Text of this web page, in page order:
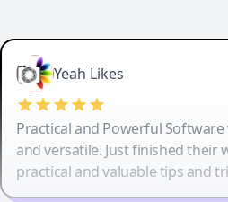
Yeah Likes
Practical and Powerful
and versatile. Just finished their
practical and valuable tips and